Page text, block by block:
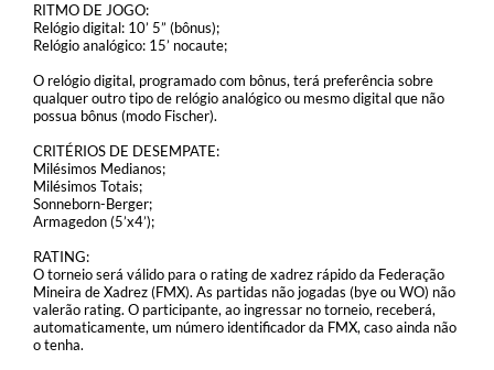
RITMO DE JOGO:
Relógio digital: 10’ 5” (bônus);
Relógio analógico: 15’ nocaute;
O relógio digital, programado com bônus, terá preferência sobre
qualquer outro tipo de relógio analógico ou mesmo digital que não
possua bônus (modo Fischer).
CRITÉRIOS DE DESEMPATE:
Milésimos Medianos;
Milésimos Totais;
Sonneborn-Berger;
Armagedon (5’x4’);
RATING:
O torneio será válido para o rating de xadrez rápido da Federação
Mineira de Xadrez (FMX). As partidas não jogadas (bye ou WO) não
valerão rating. O participante, ao ingressar no torneio, receberá,
automaticamente, um número identificador da FMX, caso ainda não
o tenha.